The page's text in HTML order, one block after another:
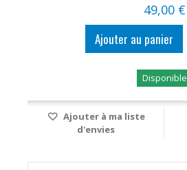
49,00 €
Ajouter au panier
Disponible
Ajouter à ma liste
d'envies